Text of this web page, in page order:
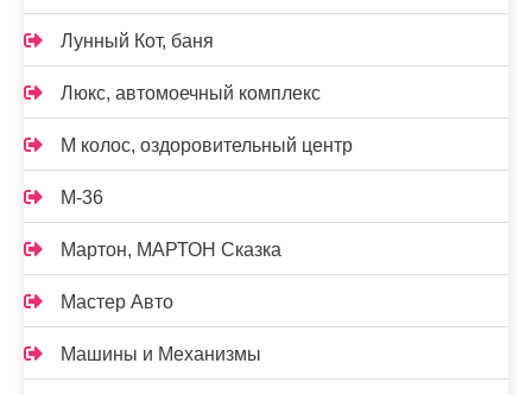
Лунный Кот, баня
Люкс, автомоечный комплекс
М колос, оздоровительный центр
М-36
Мартон, МАРТОН Сказка
Мастер Авто
Машины и Механизмы